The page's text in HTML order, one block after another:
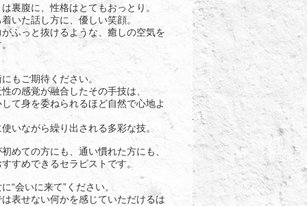
裏腹に、性格はとてもおっとり。
いた話し方に、優しい笑顔。
ふっと抜けるような、癒しの空気を
もご期待ください。
の感覚が融合したその手技は、
て身を委ねられるほど自然で心地よ
いながら繰り出される多彩な技。
めての方にも、通い慣れた方にも、
すめできるセラピストです。
“会いに来て”ください。
表せない何かを感じていただけるは